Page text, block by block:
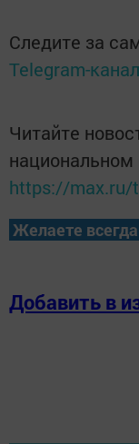
Следите за
Telegram-
Читайте
https://max.ru/
Желаете
Добавить в